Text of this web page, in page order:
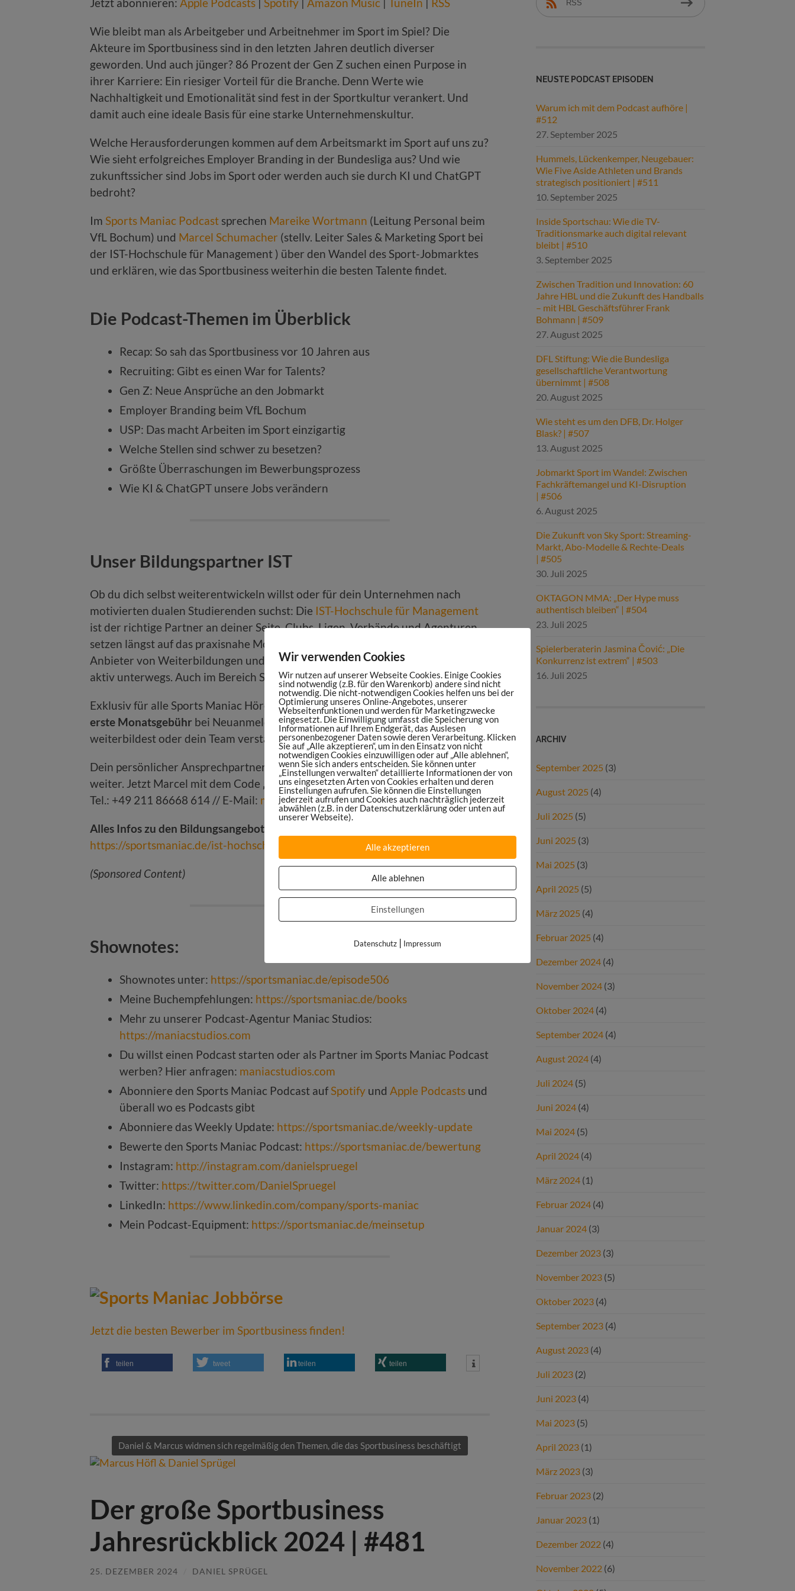
Wie bleibt man als Arbeitgeber und Arbeitnehmer im Sport im Spiel? Die
Akteure im Sportbusiness sind in den letzten Jahren deutlich diverser
geworden. Und auch jünger? 86 Prozent der Gen Z suchen einen Purpose in
ihrer Karriere: Ein riesiger Vorteil für die Branche. Denn Werte wie
Nachhaltigkeit und Emotionalität sind fest in der Sportkultur verankert. Und
damit auch eine ideale Basis für eine starke Unternehmenskultur.
Welche Herausforderungen kommen auf dem Arbeitsmarkt im Sport auf uns zu?
Wie sieht erfolgreiches Employer Branding in der Bundesliga aus? Und wie
zukunftssicher sind Jobs im Sport oder werden auch sie durch KI und ChatGPT
bedroht?
Im Sports Maniac Podcast sprechen Mareike Wortmann (Leitung Personal beim
VfL Bochum) und Marcel Schumacher (stellv. Leiter Sales & Marketing Sport bei
der IST-Hochschule für Management ) über den Wandel des Sport-Jobmarktes
und erklären, wie das Sportbusiness weiterhin die besten Talente findet.
Die Podcast-Themen im Überblick
Recap: So sah das Sportbusiness vor 10 Jahren aus
Recruiting: Gibt es einen War for Talents?
Gen Z: Neue Ansprüche an den Jobmarkt
Employer Branding beim VfL Bochum
USP: Das macht Arbeiten im Sport einzigartig
Welche Stellen sind schwer zu besetzen?
Größte Überraschungen im Bewerbungsprozess
Wie KI & ChatGPT unsere Jobs verändern
Unser Bildungspartner IST
Ob du dich selbst weiterentwickeln willst oder für dein Unternehmen nach
motivierten dualen Studierenden suchst: Die IST-Hochschule für Management
ist der richtige Partner an deiner Seite. Clubs, Ligen, Verbände und Agenturen
setzen längst auf das praxisnahe Modell, denn im Sportbusiness ist das IST als
Anbieter von Weiterbildungen und (dualen) Studiengängen in allen Sportarten
aktiv unterwegs. Auch im Bereich Spielerberatung.
Exklusiv für alle Sports Maniac Hörer*innen gibt’s jetzt150 € Rabatt auf die
erste Monatsgebühr bei Neuanmeldung – ganz egal, ob du dich persönlich
weiterbildest oder dein Team verstärken willst.
Dein persönlicher Ansprechpartner Marcel Schumacher hilft dir dabei gerne
weiter. Jetzt Marcel mit dem Code „Sports Maniac“kontaktieren:
Tel.: +49 211 86668 614 // E-Mail: mschumacher@ist.de
Alles Infos zu den Bildungsangeboten gibt es auch auf der Website:
https://sportsmaniac.de/ist-hochschule
(Sponsored Content)
Shownotes:
Shownotes unter: https://sportsmaniac.de/episode506
Meine Buchempfehlungen: https://sportsmaniac.de/books
Mehr zu unserer Podcast-Agentur Maniac Studios:
https://maniacstudios.com
Du willst einen Podcast starten oder als Partner im Sports Maniac Podcast
werben? Hier anfragen: maniacstudios.com
Abonniere den Sports Maniac Podcast aufSpotify und Apple Podcasts und
überall wo es Podcasts gibt
Abonniere das Weekly Update: https://sportsmaniac.de/weekly-update
Bewerte den Sports Maniac Podcast: https://sportsmaniac.de/bewertung
Instagram: http://instagram.com/danielspruegel
Twitter: https://twitter.com/DanielSpruegel
LinkedIn: https://www.linkedin.com/company/sports-maniac
Mein Podcast-Equipment: https://sportsmaniac.de/meinsetup
Jetzt die besten Bewerber im Sportbusiness finden!
teilen tweet teilen teilen
Daniel & Marcus widmen sich regelmäßig den Themen, die das Sportbusiness beschäftigt
Der große Sportbusiness
Jahresrückblick 2024 | #481
25. DEZEMBER 2024 DANIEL SPRÜGEL
RSS
NEUSTE PODCAST EPISODEN
Warum ich mit dem Podcast aufhöre |
#512
27. September 2025
Hummels, Lückenkemper, Neugebauer:
Wie Five Aside Athleten und Brands
strategisch positioniert | #511
10. September 2025
Inside Sportschau: Wie die TV-
Traditionsmarke auch digital relevant
bleibt | #510
3. September 2025
Zwischen Tradition und Innovation: 60
Jahre HBL und die Zukunft des Handballs
– mit HBL Geschäftsführer Frank
Bohmann | #509
27. August 2025
DFL Stiftung: Wie die Bundesliga
gesellschaftliche Verantwortung
übernimmt | #508
20. August 2025
Wie steht es um den DFB, Dr. Holger
Blask? | #507
13. August 2025
Jobmarkt Sport im Wandel: Zwischen
Fachkräftemangel und KI-Disruption
| #506
6. August 2025
Die Zukunft von Sky Sport: Streaming-
Markt, Abo-Modelle & Rechte-Deals
| #505
30. Juli 2025
OKTAGON MMA: „Der Hype muss
authentisch bleiben“ | #504
23. Juli 2025
Spielerberaterin Jasmina Čović: „Die
Konkurrenz ist extrem“ | #503
16. Juli 2025
ARCHIV
September 2025 (3)
August 2025 (4)
Juli 2025 (5)
Juni 2025 (3)
Mai 2025 (3)
April 2025 (5)
März 2025 (4)
Februar 2025 (4)
Dezember 2024 (4)
November 2024 (3)
Oktober 2024 (4)
September 2024 (4)
August 2024 (4)
Juli 2024 (5)
Juni 2024 (4)
Mai 2024 (5)
April 2024 (4)
März 2024 (1)
Februar 2024 (4)
Januar 2024 (3)
Dezember 2023 (3)
November 2023 (5)
Oktober 2023 (4)
September 2023 (4)
August 2023 (4)
Juli 2023 (2)
Juni 2023 (4)
Mai 2023 (5)
April 2023 (1)
März 2023 (3)
Februar 2023 (2)
Januar 2023 (1)
Dezember 2022 (4)
November 2022 (6)
Wir verwenden Cookies
Wir nutzen auf unserer Webseite Cookies. Einige Cookies
sind notwendig (z.B. für den Warenkorb) andere sind nicht
notwendig. Die nicht-notwendigen Cookies helfen uns bei der
Optimierung unseres Online-Angebotes, unserer
Webseitenfunktionen und werden für Marketingzwecke
eingesetzt. Die Einwilligung umfasst die Speicherung von
Informationen auf Ihrem Endgerät, das Auslesen
personenbezogener Daten sowie deren Verarbeitung. Klicken
Sie auf „Alle akzeptieren“, um in den Einsatz von nicht
notwendigen Cookies einzuwilligen oder auf „Alle ablehnen“,
wenn Sie sich anders entscheiden. Sie können unter
„Einstellungen verwalten“ detaillierte Informationen der von
uns eingesetzten Arten von Cookies erhalten und deren
Einstellungen aufrufen. Sie können die Einstellungen
jederzeit aufrufen und Cookies auch nachträglich jederzeit
abwählen (z.B. in der Datenschutzerklärung oder unten auf
unserer Webseite).
Alle akzeptieren
Alle ablehnen
Einstellungen
Datenschutz | Impressum